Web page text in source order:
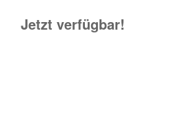
Jetzt verfügbar!